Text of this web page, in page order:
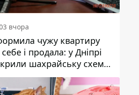
вчора
чужу квартиру
і продала: у Дніпрі
шахрайську схему